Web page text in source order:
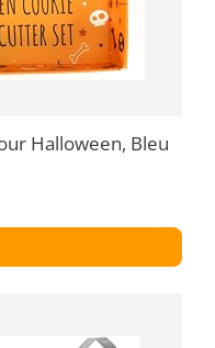
Halloween, Bleu